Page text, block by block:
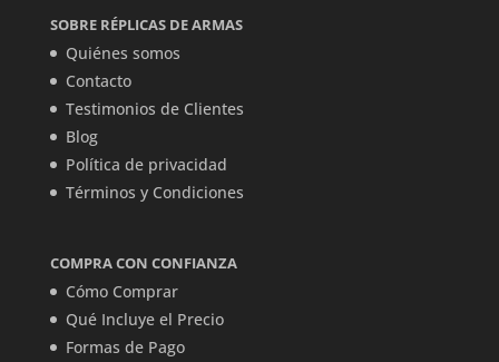
SOBRE RÉPLICAS DE ARMAS
Quiénes somos
Contacto
Testimonios de Clientes
Blog
Política de privacidad
Términos y Condiciones
COMPRA CON CONFIANZA
Cómo Comprar
Qué Incluye el Precio
Formas de Pago